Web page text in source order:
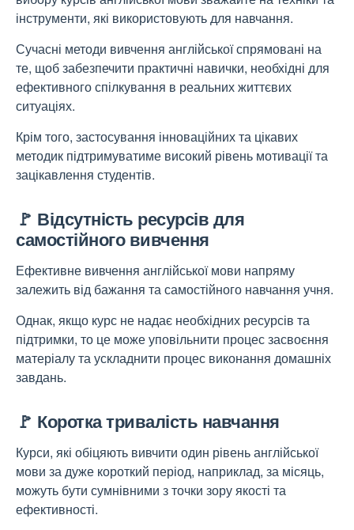
інструменти, які використовують для навчання.
Сучасні методи вивчення англійської спрямовані на
те, щоб забезпечити практичні навички, необхідні для
ефективного спілкування в реальних життєвих
ситуаціях.
Крім того, застосування інноваційних та цікавих
методик підтримуватиме високий рівень мотивації та
зацікавлення студентів.
🚩 Відсутність ресурсів для
самостійного вивчення
Ефективне вивчення англійської мови напряму
залежить від бажання та самостійного навчання учня.
Однак, якщо курс не надає необхідних ресурсів та
підтримки, то це може уповільнити процес засвоєння
матеріалу та ускладнити процес виконання домашніх
завдань.
🚩 Коротка тривалість навчання
Курси, які обіцяють вивчити один рівень англійської
мови за дуже короткий період, наприклад, за місяць,
можуть бути сумнівними з точки зору якості та
ефективності.